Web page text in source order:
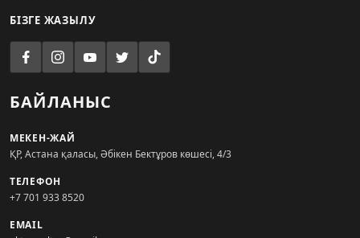
БІЗГЕ ЖАЗЫЛУ
БАЙЛАНЫС
МЕКЕН-ЖАЙ
ҚР, Астана қаласы, Әбікен Бектұров көшесі, 4/3
ТЕЛЕФОН
+7 701 933 8520
EMAIL